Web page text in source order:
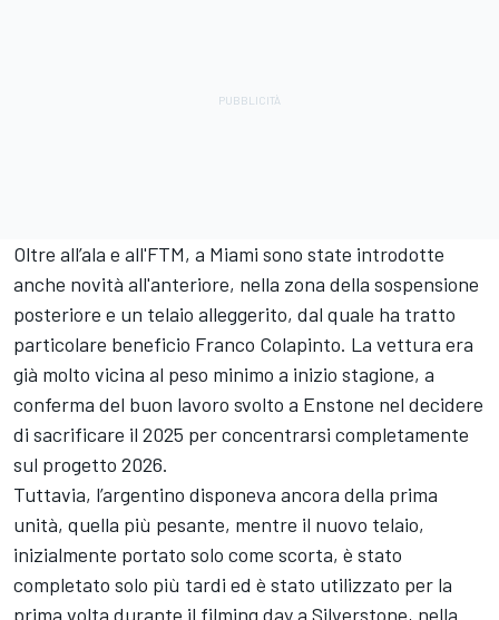
Oltre all’ala e all'FTM, a Miami sono state introdotte
anche novità all'anteriore, nella zona della sospensione
posteriore e un telaio alleggerito, dal quale ha tratto
particolare beneficio Franco Colapinto. La vettura era
già molto vicina al peso minimo a inizio stagione, a
conferma del buon lavoro svolto a Enstone nel decidere
di sacrificare il 2025 per concentrarsi completamente
sul progetto 2026.
Tuttavia, l’argentino disponeva ancora della prima
unità, quella più pesante, mentre il nuovo telaio,
inizialmente portato solo come scorta, è stato
completato solo più tardi ed è stato utilizzato per la
prima volta durante il filming day a Silverstone, nella